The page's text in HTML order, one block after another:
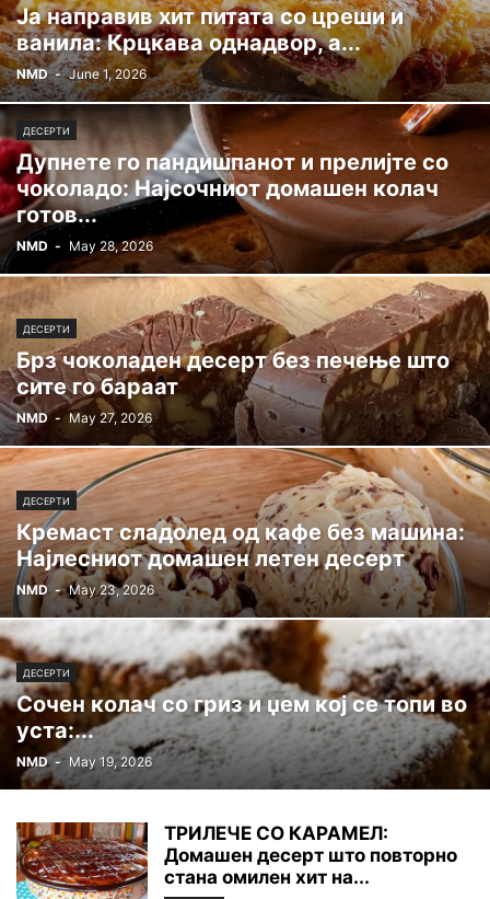
Ја направив хит питата со цреши и
ванила: Крцкава однадвор, а...
NMD - June 1, 2026
ДЕСЕРТИ
Дупнете го пандишпанот и прелијте со
чоколадо: Најсочниот домашен колач
готов...
NMD - May 28, 2026
ДЕСЕРТИ
Брз чоколаден десерт без печење што
сите го бараат
NMD - May 27, 2026
ДЕСЕРТИ
Кремаст сладолед од кафе без машина:
Најлесниот домашен летен десерт
NMD - May 23, 2026
ДЕСЕРТИ
Сочен колач со гриз и џем кој се топи во
уста:...
NMD - May 19, 2026
ТРИЛЕЧЕ СО КАРАМЕЛ:
Домашен десерт што повторно
стана омилен хит на...